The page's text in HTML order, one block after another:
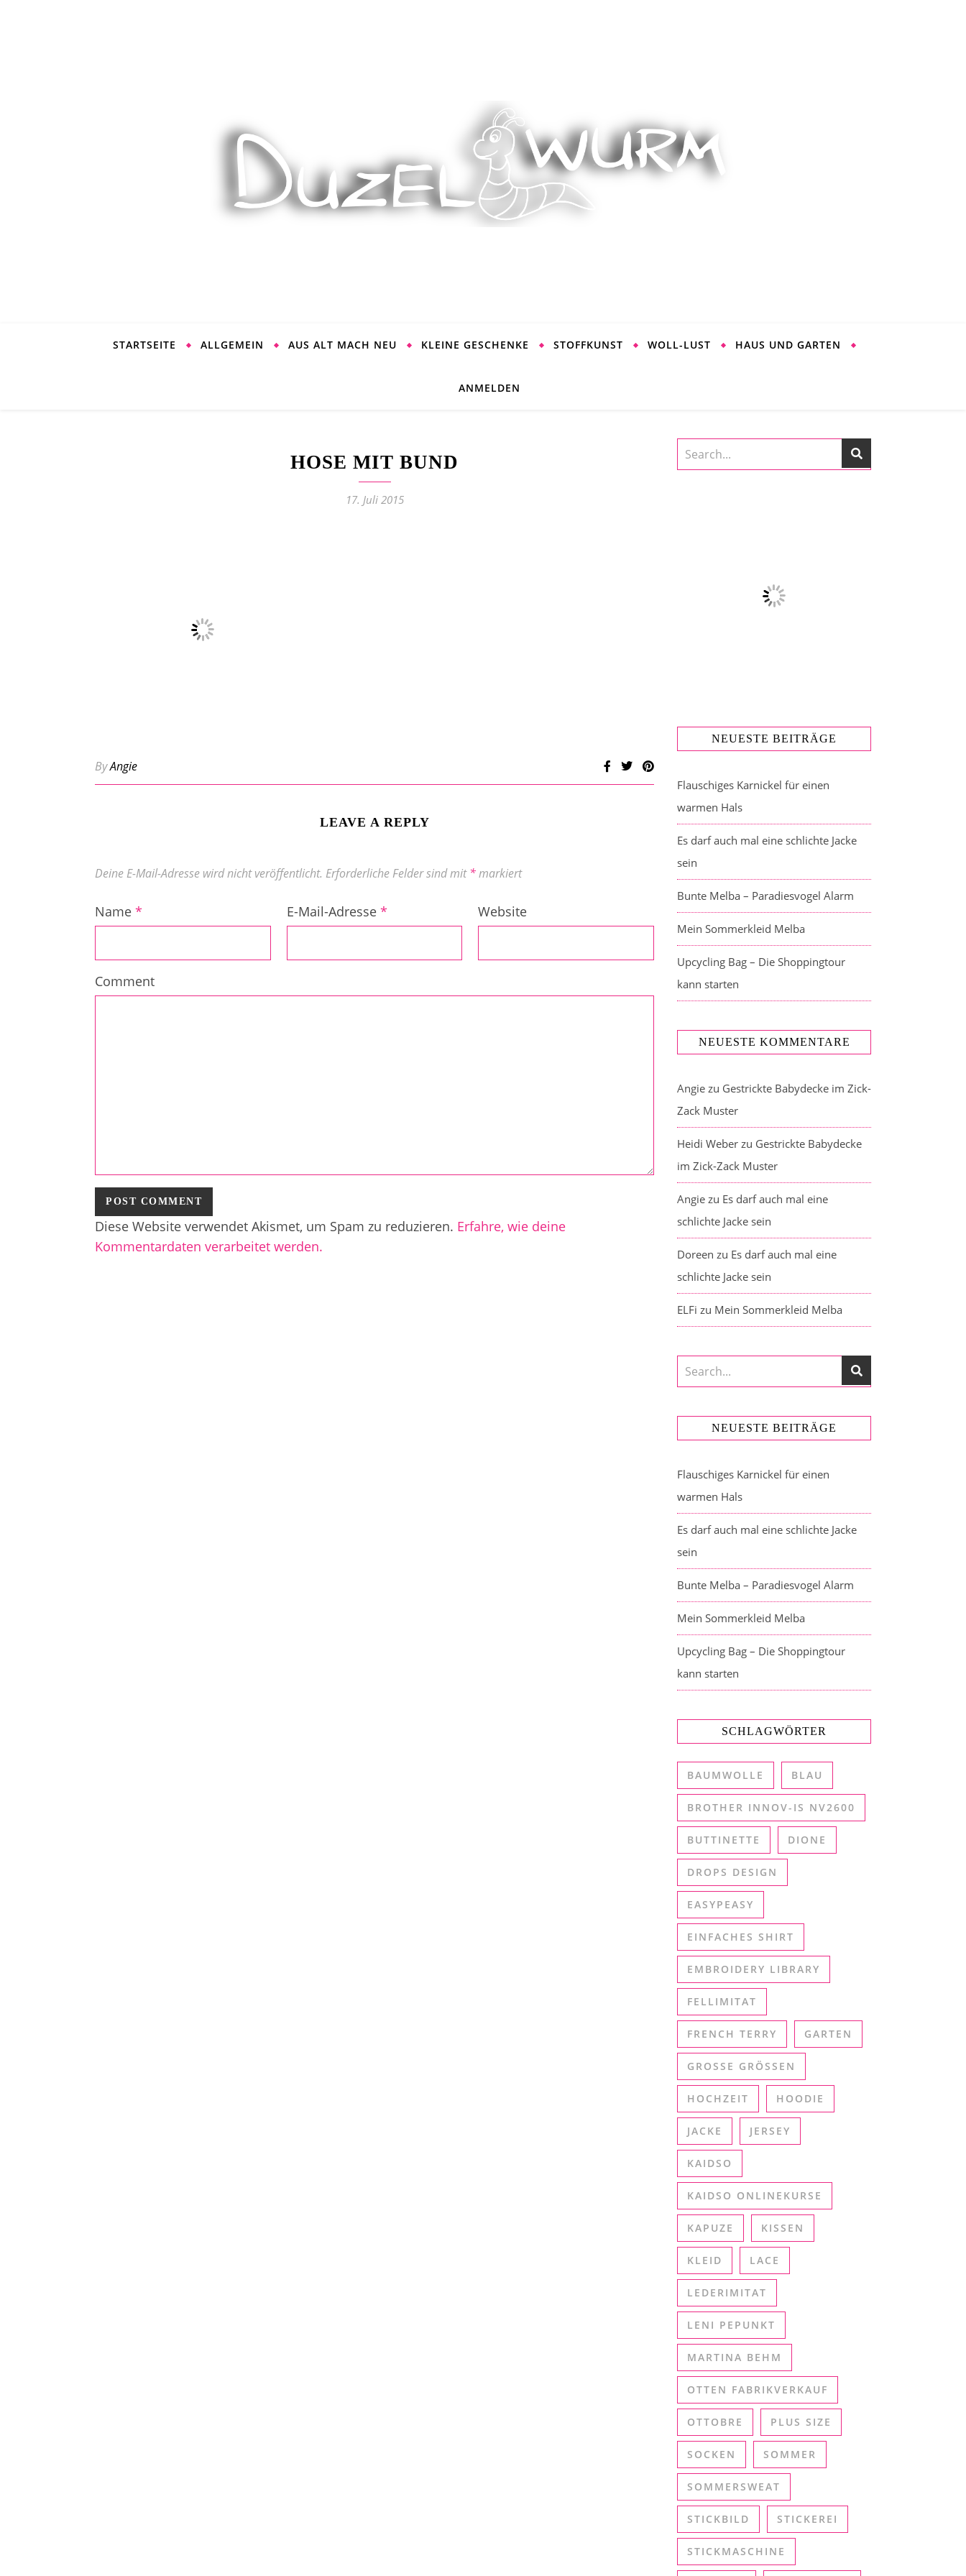
STARTSEITE ALLGEMEIN AUS ALT MACH NEU KLEINE GESCHENKE STOFFKUNST WOLL-LUST HAUS UND GARTEN
ANMELDEN
HOSE MIT BUND
17. Juli 2015
ByAngie
LEAVE A REPLY
Deine E-Mail-Adresse wird nicht veröffentlicht. Erforderliche Felder sind mit*markiert
Name * E-Mail-Adresse * Website
Comment
Diese Website verwendet Akismet, um Spam zu reduzieren. Erfahre, wie deine
Kommentardaten verarbeitet werden.
NEUESTE BEITRÄGE
Flauschiges Karnickel für einen
warmen Hals
Es darf auch mal eine schlichte Jacke
sein
Bunte Melba – Paradiesvogel Alarm
Mein Sommerkleid Melba
Upcycling Bag – Die Shoppingtour
kann starten
NEUESTE KOMMENTARE
Angie zu Gestrickte Babydecke im Zick-
Zack Muster
Heidi Weber zu Gestrickte Babydecke
im Zick-Zack Muster
Angie zu Es darf auch mal eine
schlichte Jacke sein
Doreen zu Es darf auch mal eine
schlichte Jacke sein
ELFi zu Mein Sommerkleid Melba
NEUESTE BEITRÄGE
Flauschiges Karnickel für einen
warmen Hals
Es darf auch mal eine schlichte Jacke
sein
Bunte Melba – Paradiesvogel Alarm
Mein Sommerkleid Melba
Upcycling Bag – Die Shoppingtour
kann starten
SCHLAGWÖRTER
BAUMWOLLE BLAU
BROTHER INNOV-IS NV2600
BUTTINETTE DIONE
DROPS DESIGN
EASYPEASY
EINFACHES SHIRT
EMBROIDERY LIBRARY
FELLIMITAT
FRENCH TERRY GARTEN
GROSSE GRÖSSEN
HOCHZEIT HOODIE
JACKE JERSEY
KAIDSO
KAIDSO ONLINEKURSE
KAPUZE KISSEN
KLEID LACE
LEDERIMITAT
LENI PEPUNKT
MARTINA BEHM
OTTEN FABRIKVERKAUF
OTTOBRE PLUS SIZE
SOCKEN SOMMER
SOMMERSWEAT
STICKBILD STICKEREI
STICKMASCHINE